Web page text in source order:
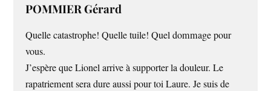
POMMIER Gérard
Quelle catastrophe! Quelle tuile! Quel dommage pour
vous.
J’espère que Lionel arrive à supporter la douleur. Le
rapatriement sera dure aussi pour toi Laure. Je suis de